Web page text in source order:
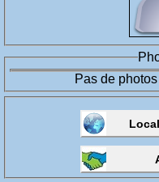
Pas de